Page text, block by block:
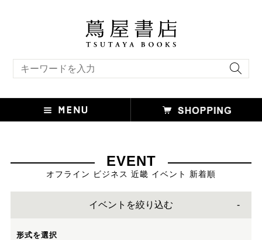
EVENT
オフライン ビジネス 近畿 イベント 新着順
イベントを絞り込む
形式を選択